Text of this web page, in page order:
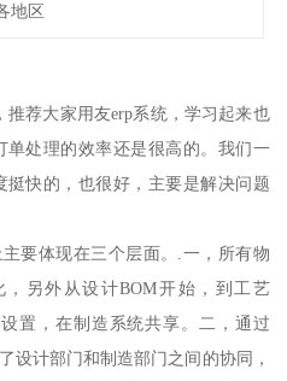
地区
荐大家用友erp系统，学习起来也
单处理的效率还是很高的。我们一
快的，也很好，主要是解决问题
要体现在三个层面。.一，所有物
另外从设计BOM开始，到工艺
置，在制造系统共享。二，通过
设计部门和制造部门之间的协同，